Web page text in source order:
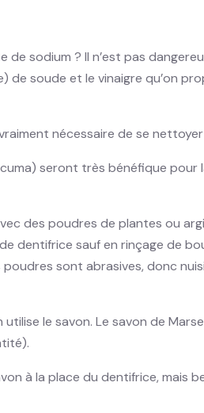
de sodium ? Il n’est pas
de soude et le vinaigre qu’on
nécessaire de se
seront très bénéfique
des poudres de plantes ou
dentifrice sauf en rinçage de
sont abrasives, donc
le savon. Le savon de
à la place du dentifrice, mais